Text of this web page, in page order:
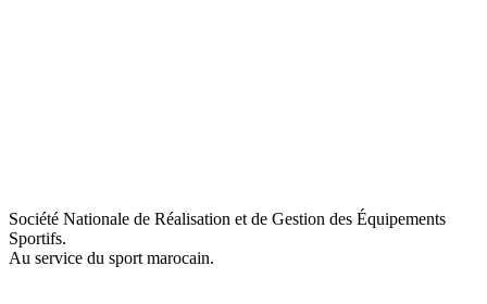
Société Nationale de Réalisation et de Gestion des Équipements
Sportifs.
Au service du sport marocain.